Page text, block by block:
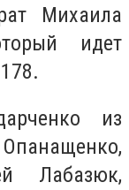
Михаила
идет
из
Лабазюк,